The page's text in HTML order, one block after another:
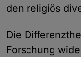
den religiös
Die
Forschung